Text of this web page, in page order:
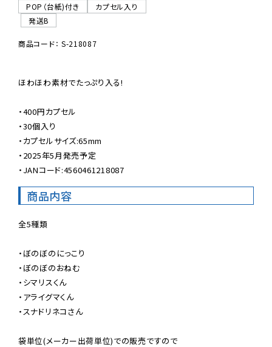
POP（台紙)付き
カプセル入り
発送B
商品コード： S-218087
ほわほわ素材でたっぷり入る!
・400円カプセル
・30個入り
・カプセルサイズ:65mm
・2025年5月発売予定
・JANコード:4560461218087
商品内容
全5種類
・ぼのぼのにっこり
・ぼのぼのおねむ
・シマリスくん
・アライグマくん
・スナドリネコさん
袋単位(メーカー出荷単位)での販売ですので